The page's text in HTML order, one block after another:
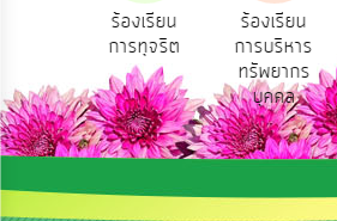
การ
บริหาร/
พัฒนา
ทรัพยากร
ร้องเรียน
การทุจริต
ร้องเรียน
การบริหาร
ทรัพยากร
บุคคล